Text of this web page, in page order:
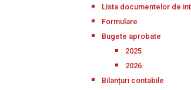
Lista documentelor de
Formulare
Bugete aprobate
2025
2026
Bilanțuri contabile